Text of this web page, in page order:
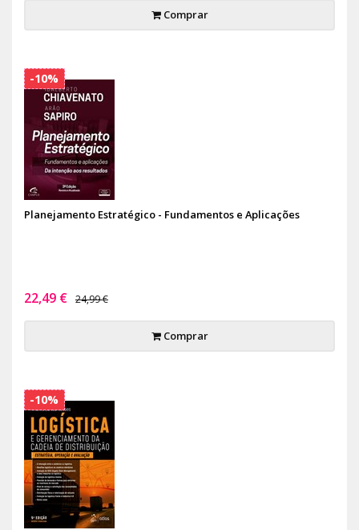
Comprar
Planejamento Estratégico - Fundamentos e Aplicações
22,49 € 24,99 €
Comprar
-10%
-10%